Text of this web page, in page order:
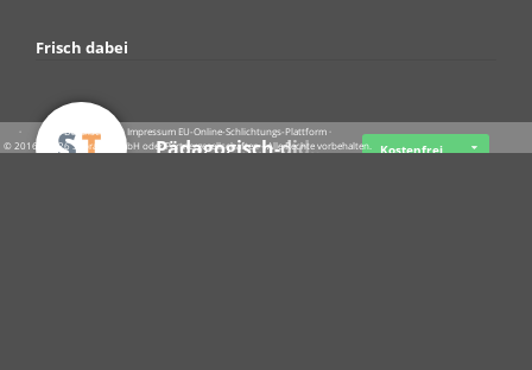
Frisch dabei
Pädagogisch-did… Kostenfrei
· · ·Datenschutz ·Impressum EU-Online-Schlichtungs-Plattform·
© 2016 - 2026 SupraTix GmbH oder Partnergesellschaften - Alle Rechte vorbehalten.